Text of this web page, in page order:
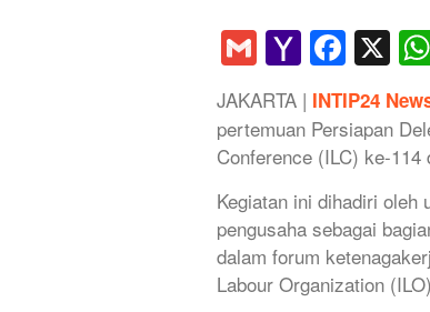
GmailYahoo
Mail
X
JAKARTA | INTIP24
pertemuan Persiapan
Conference (ILC) ke-
Kegiatan ini dihadiri
pengusaha sebagai
dalam forum
Labour Organization